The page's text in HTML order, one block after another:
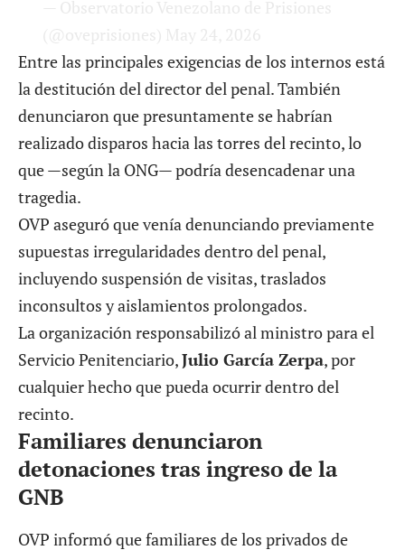
la destitución del director del penal. También
denunciaron que presuntamente se habrían
realizado disparos hacia las torres del recinto, lo
que —según la ONG— podría desencadenar una
tragedia.
OVP aseguró que venía denunciando previamente
supuestas irregularidades dentro del penal,
incluyendo suspensión de visitas, traslados
inconsultos y aislamientos prolongados.
La organización responsabilizó al ministro para el
Servicio Penitenciario,Julio García Zerpa, por
cualquier hecho que pueda ocurrir dentro del
recinto.
Familiares denunciaron
detonaciones tras ingreso de la
GNB